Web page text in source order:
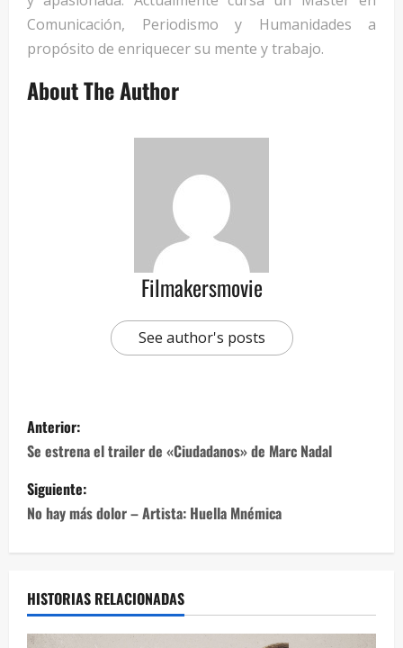
Comunicación, Periodismo y Humanidades a
propósito de enriquecer su mente y trabajo.
About The Author
Filmakersmovie
See author's posts
Anterior:
Se estrena el trailer de «Ciudadanos» de Marc Nadal
Siguiente:
No hay más dolor – Artista: Huella Mnémica
HISTORIAS RELACIONADAS